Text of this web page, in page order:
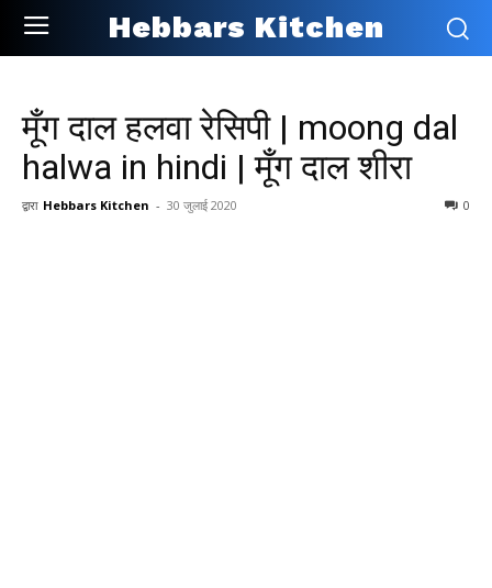
Hebbars Kitchen
मूँग दाल हलवा रेसिपी | moong dal
halwa in hindi | मूँग दाल शीरा
द्वारा Hebbars Kitchen - 30 जुलाई 2020 0